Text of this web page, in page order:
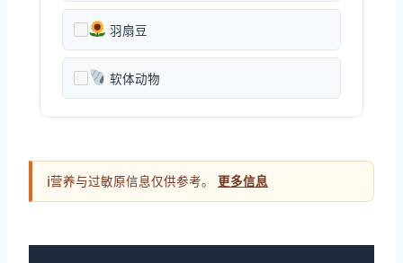
羽扇豆
软体动物
ℹ营养与过敏原信息仅供参考。 更多信息